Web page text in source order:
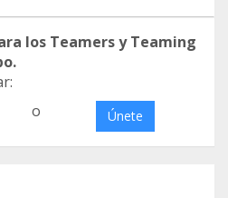
los Teamers y Teaming
o Únete